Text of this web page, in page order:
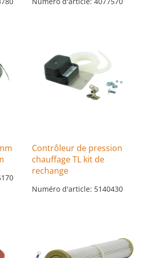
Contrôleur de pression
chauffage TL kit de
rechange
Numéro d'article: 5140430